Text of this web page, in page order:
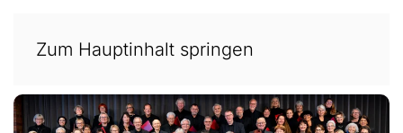
Zum Hauptinhalt springen